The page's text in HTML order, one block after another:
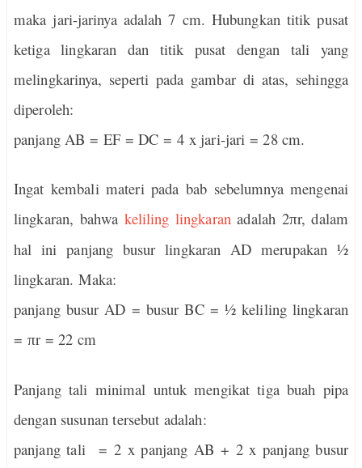
maka jari-jarinya adalah 7 cm. Hubungkan titik pusat
ketiga lingkaran dan titik pusat dengan tali yang
melingkarinya, seperti pada gambar di atas, sehingga
diperoleh:
panjang AB = EF = DC = 4 xjari-jari = 28 cm.
Ingat kembali materi pada bab sebelumnya mengenai
lingkaran, bahwa keliling lingkaranadalah 2πr, dalam
hal ini panjang busur lingkaran AD merupakan ½
lingkaran. Maka:
panjang busur AD = busur BC = ½ keliling lingkaran
= πr = 22 cm
Panjang tali minimal untuk mengikat tiga buah pipa
dengan susunan tersebut adalah:
panjang tali = 2 x panjang AB + 2 x panjang busur